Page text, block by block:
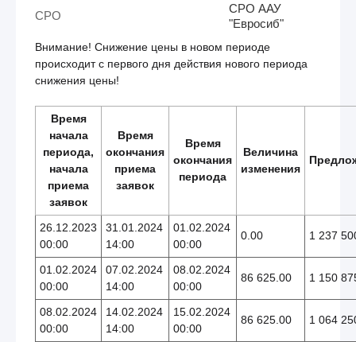
СРО
СРО ААУ
"Евросиб"
Внимание! Снижение цены в новом периоде
происходит с первого дня действия нового периода
снижения цены!
Время
начала
периода,
начала
приема
заявок
Время
окончания
приема
заявок
Время
окончания
периода
Величина
изменения
26.12.2023
00:00
31.01.2024
14:00
01.02.2024
00:00
0.00 1 237
01.02.2024
00:00
07.02.2024
14:00
08.02.2024
00:00
86 625.00 1 150
08.02.2024
00:00
14.02.2024
14:00
15.02.2024
00:00
86 625.00 1 064